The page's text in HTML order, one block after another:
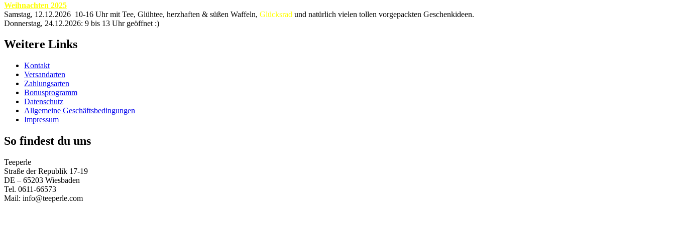
Weihnachten 2025
Samstag, 12.12.2026 10-16 Uhr mit Tee, Glühtee, herzhaften & süßen Waffeln, Glücksrad und natürlich vielen tollen vorgepackten Geschenkideen.
Donnerstag, 24.12.2026: 9 bis 13 Uhr geöffnet :)
Weitere Links
Kontakt
Versandarten
Zahlungsarten
Bonusprogramm
Datenschutz
Allgemeine Geschäftsbedingungen
Impressum
So findest du uns
Teeperle
Straße der Republik 17-19
DE – 65203 Wiesbaden
Tel. 0611-66573
Mail: info@teeperle.com